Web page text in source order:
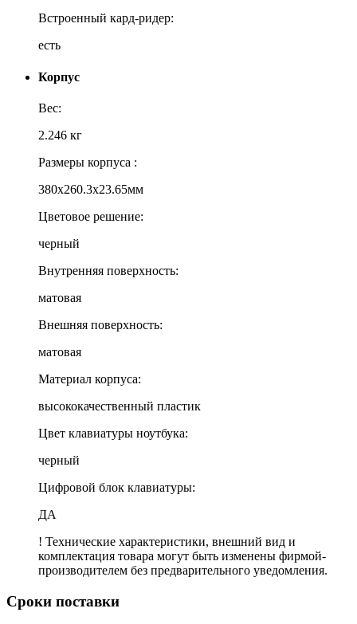
Встроенный кард-ридер:
есть
Корпус
Вес:
2.246 кг
Размеры корпуса :
380x260.3x23.65мм
Цветовое решение:
черный
Внутренняя поверхность:
матовая
Внешняя поверхность:
матовая
Материал корпуса:
высококачественный пластик
Цвет клавиатуры ноутбука:
черный
Цифровой блок клавиатуры:
ДА
! Технические характеристики, внешний вид и
комплектация товара могут быть изменены фирмой-
производителем без предварительного уведомления.
Сроки поставки